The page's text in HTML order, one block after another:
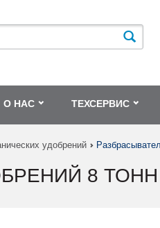
О НАС ТЕХСЕРВИС
удобрений
8 ТОНН